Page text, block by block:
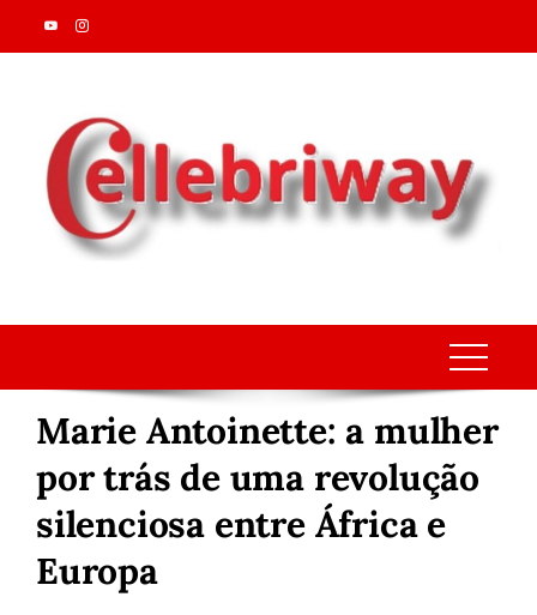
Skip
to
Marie Antoinette: a mulher
por trás de uma revolução
silenciosa entre África e
Europa